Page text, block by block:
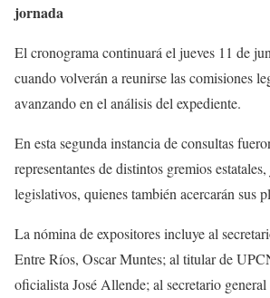
jornada
El cronograma continuará el jueves 11 de
cuando volverán a reunirse las comisiones
avanzando en el análisis del expediente.
En esta segunda instancia de consultas
representantes de distintos gremios
legislativos, quienes también acercarán sus
La nómina de expositores incluye al
Entre Ríos, Oscar Muntes; al titular de
oficialista José Allende; al secretario